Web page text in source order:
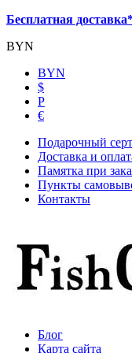
Бесплатная
BYN
BYN
$
Р
€
Подарочный
Доставка и
Памятка при
Пункты
Контакты
Блог
Карта сайта